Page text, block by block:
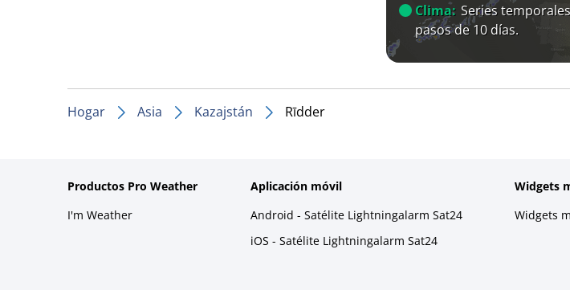
Clima: Series
pasos de 10 días.
Hogar Asia Kazajstán Rīdder
Productos Pro Weather
I'm Weather
Aplicación móvil
Android - Satélite Lightningalarm Sat24
iOS - Satélite Lightningalarm Sat24
Widgets
Widgets